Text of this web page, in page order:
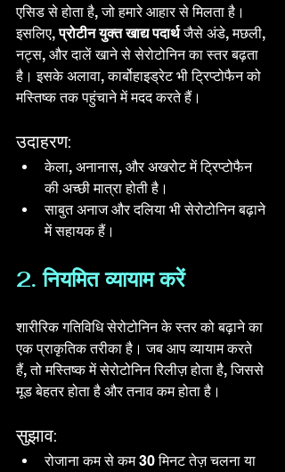
एसिड से होता है, जो हमारे आहार से मिलता है।
इसलिए, प्रोटीन युक्त खाद्य पदार्थ जैसे अंडे, मछली,
नट्स, और दालें खाने से सेरोटोनिन का स्तर बढ़ता
है। इसके अलावा, कार्बोहाइड्रेट भी ट्रिप्टोफैन को
मस्तिष्क तक पहुंचाने में मदद करते हैं।
उदाहरण:
केला, अनानास, और अखरोट में ट्रिप्टोफैन
की अच्छी मात्रा होती है।
साबुत अनाज और दलिया भी सेरोटोनिन बढ़ाने
में सहायक हैं।
2. नियमित व्यायाम करें
शारीरिक गतिविधि सेरोटोनिन के स्तर को बढ़ाने का
एक प्राकृतिक तरीका है। जब आप व्यायाम करते
हैं, तो मस्तिष्क में सेरोटोनिन रिलीज़ होता है, जिससे
मूड बेहतर होता है और तनाव कम होता है।
सुझाव:
रोजाना कम से कम 30 मिनट तेज़ चलना या